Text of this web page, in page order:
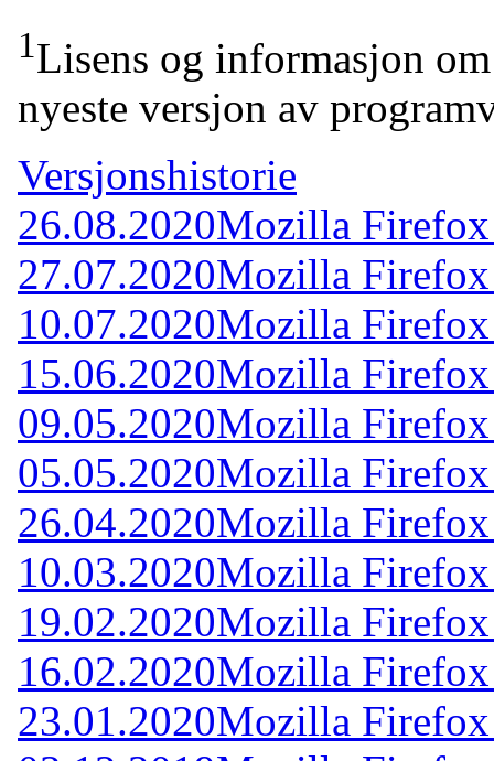
1Lisens og informasjon
nyeste versjon av
Versjonshistorie
26.08.2020Mozilla
27.07.2020Mozilla
10.07.2020Mozilla
15.06.2020Mozilla
09.05.2020Mozilla
05.05.2020Mozilla
26.04.2020Mozilla
10.03.2020Mozilla
19.02.2020Mozilla
16.02.2020Mozilla
23.01.2020Mozilla